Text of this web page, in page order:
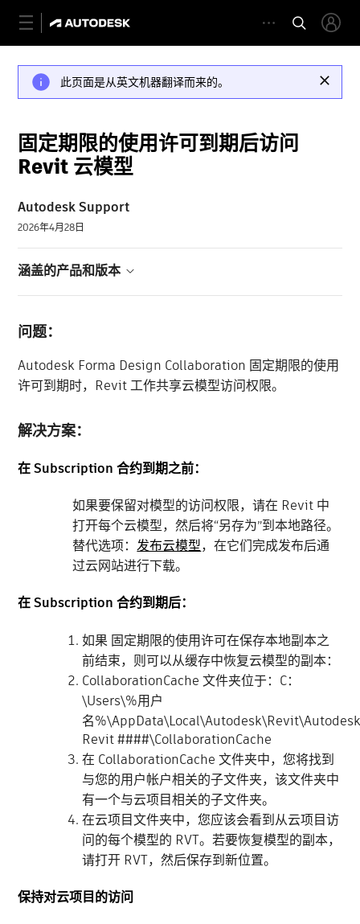
此页面是从英文机器翻译而来的。
固定期限的使用许可到期后访问
Revit 云模型
Autodesk Support
2026年4月28日
涵盖的产品和版本
问题：
Autodesk Forma Design Collaboration 固定期限的使用
许可到期时，Revit 工作共享云模型访问权限。
解决方案：
在 Subscription 合约到期之前：
如果要保留对模型的访问权限，请在 Revit 中
打开每个云模型，然后将“另存为”到本地路径。
替代选项：发布云模型，在它们完成发布后通
过云网站进行下载。
在 Subscription 合约到期后：
如果 固定期限的使用许可在保存本地副本之
前结束，则可以从缓存中恢复云模型的副本：
CollaborationCache 文件夹位于：C：
\Users\%用户
名
Revit ####\CollaborationCache
在 CollaborationCache 文件夹中，您将找到
与您的用户帐户相关的子文件夹，该文件夹中
有一个与云项目相关的子文件夹。
在云项目文件夹中，您应该会看到从云项目访
问的每个模型的 RVT。若要恢复模型的副本，
请打开 RVT，然后保存到新位置。
保持对云项目的访问